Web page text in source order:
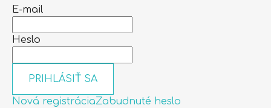
E-mail
Heslo
PRIHLÁSIŤ SA
Nová registráciaZabudnuté heslo